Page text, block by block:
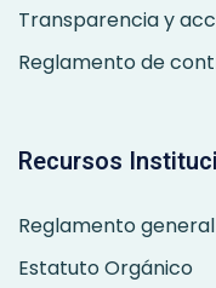
Transparencia y
Reglamento de
Recursos
Reglamento
Estatuto Orgánico